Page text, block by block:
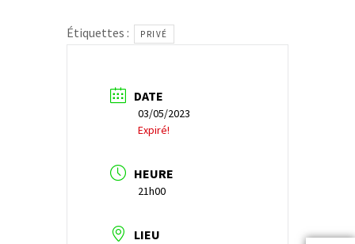
Étiquettes : PRIVÉ
DATE
03/05/2023
Expiré!
HEURE
21h00
LIEU